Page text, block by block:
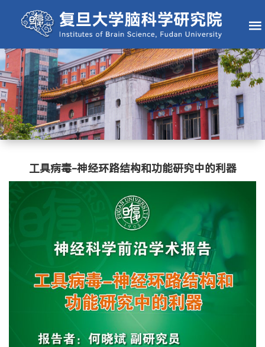
工具病毒-神经环路结构和功能研究中的利器